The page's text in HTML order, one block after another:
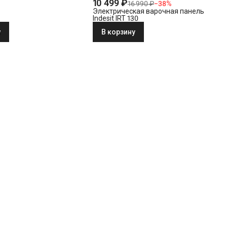
10 499 ₽16 990 ₽−38%
Электрическая варочная панель
Indesit IRT 130
В корзину